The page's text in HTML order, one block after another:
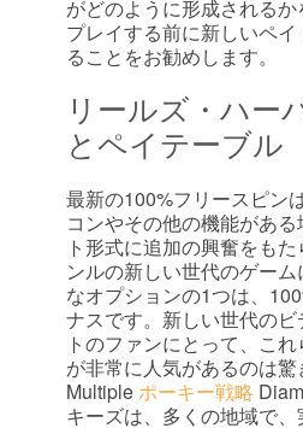
がどのように形成されるか
プレイする前に新しいペ
ることをお勧めします。
リールズ・ハー
とペイテーブル
最新の100%フリースピン
コンやその他の機能があ
ト形式に追加の興奮をも
ンルの新しい世代のゲー
なオプションの1つは、
ナスです。新しい世代の
トのファンにとって、こ
が非常に人気があるのは驚
Multipleポーキー戦略
キーズは、多くの地域で